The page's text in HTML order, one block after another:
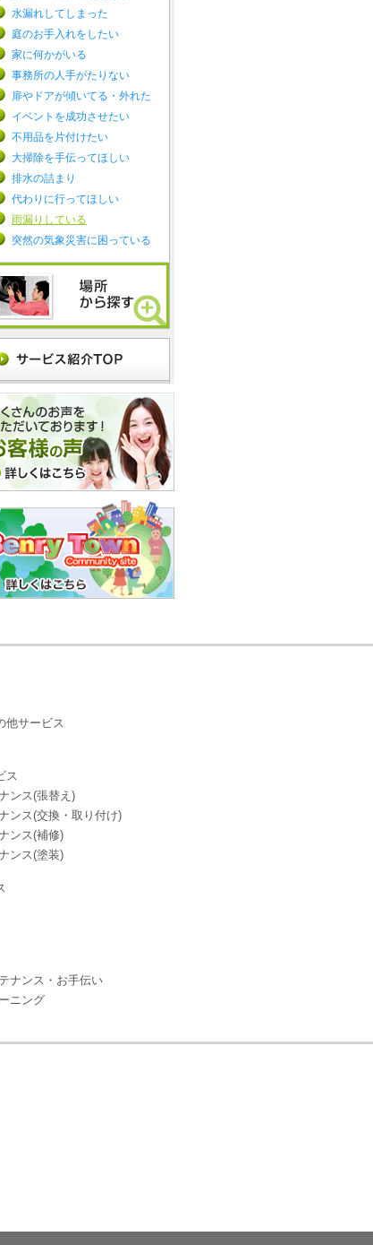
水漏れしてしまった
庭のお手入れをしたい
家に何かがいる
事務所の人手がたりない
扉やドアが傾いてる・外れた
イベントを成功させたい
不用品を片付けたい
大掃除を手伝ってほしい
排水の詰まり
代わりに行ってほしい
雨漏りしている
突然の気象災害に困っている
他サービス
ス
ンス(張替え)
ンス(交換・取り付け)
ンス(補修)
ンス(塗装)
ナンス・お手伝い
ニング